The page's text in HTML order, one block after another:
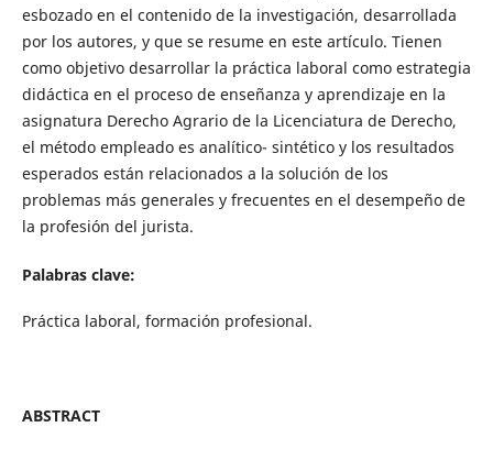
esbozado en el contenido de la investigación, desarrollada
por los autores, y que se resume en este artículo. Tienen
como objetivo desarrollar la práctica laboral como estrategia
didáctica en el proceso de enseñanza y aprendizaje en la
asignatura Derecho Agrario de la Licenciatura de Derecho,
el método empleado es analítico- sintético y los resultados
esperados están relacionados a la solución de los
problemas más generales y frecuentes en el desempeño de
la profesión del jurista.
Palabras clave:
Práctica laboral, formación profesional.
ABSTRACT